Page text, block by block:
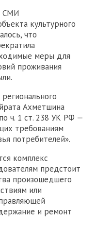
СМИ
культурного
что
меры для
проживания
Ахметшина
ч. 1 ст. 238 УК РФ —
требованиям
потребителей».
комплекс
предстоит
произошедшего
или
и ремонт